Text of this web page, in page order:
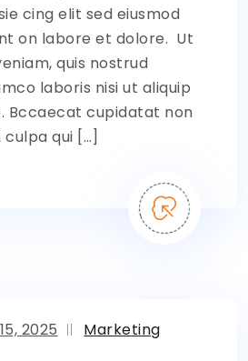
cing elit sed eiusmod
on labore et dolore. Ut
quis nostrud
laboris nisi ut aliquip
Bccaecat cupidatat non
qui […]
2025 Marketing